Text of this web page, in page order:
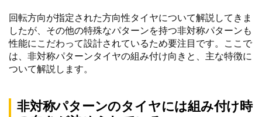
回転方向が指定された方向性タイヤについて解説してきま
したが、その他の特殊なパターンを持つ非対称パターンも
性能にこだわって設計されているため要注目です。ここで
は、非対称パターンタイヤの組み付け向きと、主な特徴に
ついて解説します。
非対称パターンのタイヤには組み付け時